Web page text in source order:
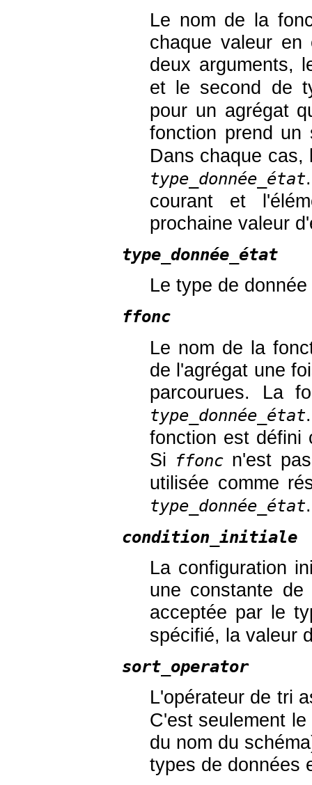
Le nom de la
chaque valeur en
deux arguments,
et le second de
pour un agrégat
fonction prend
Dans chaque cas,
type_donnée_état
courant et
prochaine valeur
type_donnée_état
Le type de
ffonc
Le nom de la
de l'agrégat une
parcourues. La
type_donnée_état
fonction est défini
Si ffonc n'est
utilisée comme
type_donnée_état.
condition_initiale
La configuration
une constante
acceptée par le
spécifié, la valeur
sort_operator
L'opérateur de tri
C'est seulement
du nom du
types de données